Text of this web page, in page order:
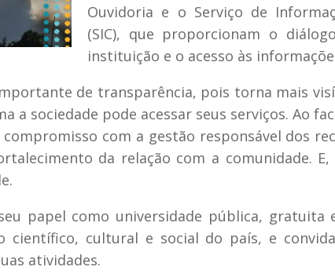
Ouvidoria e o Serviço de
(SIC), que proporcionam o
instituição e o acesso às
de transparência, pois torna mais
a sociedade pode acessar seus serviços. Ao
com a gestão responsável dos
da relação com a comunidade.
papel como universidade pública, gratuita
científico, cultural e social do país, e
atividades.